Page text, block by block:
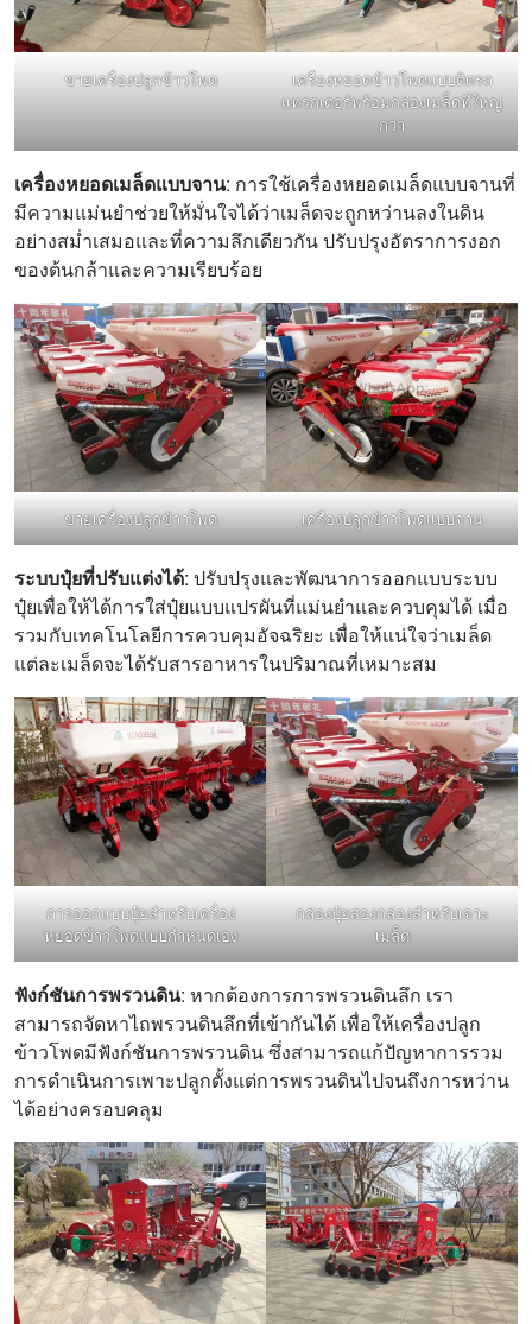
ขายเครื่องปลูกข้าวโพด
เครื่องหยอดข้าวโพดแบบติดรถ
แทรกเตอร์พร้อมกล่องเมล็ดที่ใหญ่
กว่า
เครื่องหยอดเมล็ดแบบจาน: การใช้เครื่องหยอดเมล็ดแบบจานที่
มีความแม่นยำช่วยให้มั่นใจได้ว่าเมล็ดจะถูกหว่านลงในดิน
อย่างสม่ำเสมอและที่ความลึกเดียวกัน ปรับปรุงอัตราการงอก
ของต้นกล้าและความเรียบร้อย
ขายเครื่องปลูกข้าวโพด เครื่องปลูกข้าวโพดแบบจาน
ระบบปุ๋ยที่ปรับแต่งได้: ปรับปรุงและพัฒนาการออกแบบระบบ
ปุ๋ยเพื่อให้ได้การใส่ปุ๋ยแบบแปรผันที่แม่นยำและควบคุมได้ เมื่อ
รวมกับเทคโนโลยีการควบคุมอัจฉริยะ เพื่อให้แน่ใจว่าเมล็ด
แต่ละเมล็ดจะได้รับสารอาหารในปริมาณที่เหมาะสม
การออกแบบปุ๋ยสำหรับเครื่อง
หยอดข้าวโพดแบบกำหนดเอง
กล่องปุ๋ยสองกล่องสำหรับเจาะ
เมล็ด
ฟังก์ชันการพรวนดิน: หากต้องการการพรวนดินลึก เรา
สามารถจัดหาไถพรวนดินลึกที่เข้ากันได้ เพื่อให้เครื่องปลูก
ข้าวโพดมีฟังก์ชันการพรวนดิน ซึ่งสามารถแก้ปัญหาการรวม
การดำเนินการเพาะปลูกตั้งแต่การพรวนดินไปจนถึงการหว่าน
ได้อย่างครอบคลุม